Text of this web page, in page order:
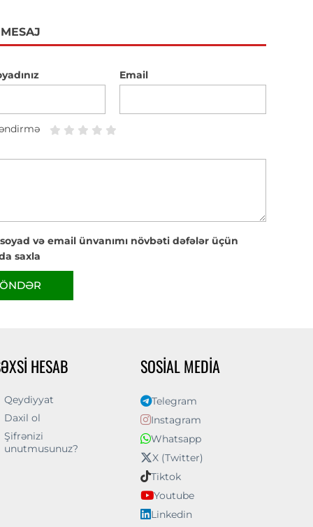
Email
və email ünvanımı növbəti dəfələr üçün
saxla
HESAB
Qeydiyyat
Daxil ol
Şifrənizi
unutmusunuz?
SOSIAL MEDIA
Telegram
Instagram
Whatsapp
X (Twitter)
Tiktok
Youtube
Linkedin